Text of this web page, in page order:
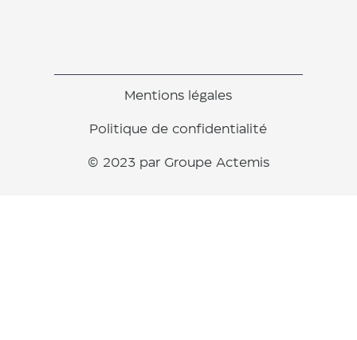
© 2023 par Groupe Actemis
Politique de confidentialité
Mentions légales